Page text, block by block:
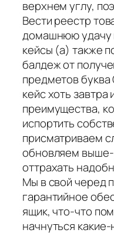
верхнем углу,
Вести реестр
домашнюю удачу
кейсы (а) также
балдеж от
предметов
кейс хоть завтра
преимущества,
испортить
присматриваем
обновляем
оттрахать
Мы в свой черед
гарантийное
ящик, что-что
начнуться